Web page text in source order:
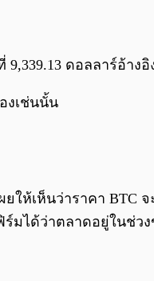
ดอลลาร์อ้างอิง
งเช่นนั้น
ยให้เห็นว่าราคา BTC
มได้ว่าตลาดอยู่ในช่ว